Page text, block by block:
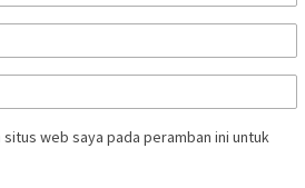
situs web saya pada peramban ini untuk